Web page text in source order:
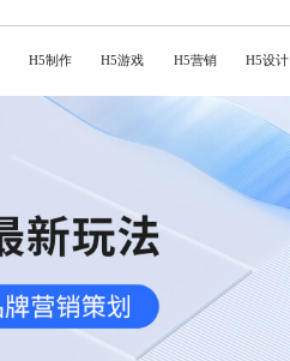
H5制作 H5游戏 H5营销 H5设计